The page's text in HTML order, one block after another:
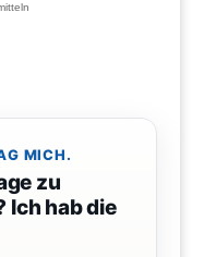
MICH.
zu
Ich hab die